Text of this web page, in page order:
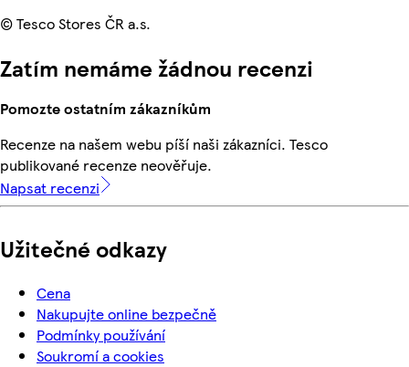
© Tesco Stores ČR a.s.
Zatím nemáme žádnou recenzi
Pomozte ostatním zákazníkům
Recenze na našem webu píší naši zákazníci. Tesco
publikované recenze neověřuje.
Napsat recenzi
Užitečné odkazy
Cena
Nakupujte online bezpečně
Podmínky používání
Soukromí a cookies